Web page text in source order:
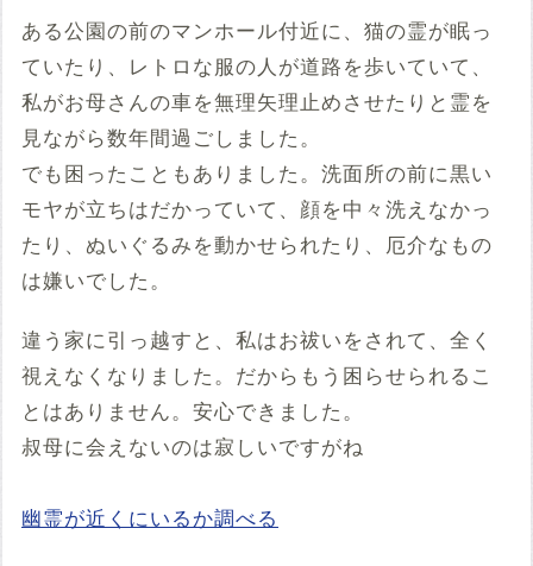
ある公園の前のマンホール付近に、猫の霊が眠っ
ていたり、レトロな服の人が道路を歩いていて、
私がお母さんの車を無理矢理止めさせたりと霊を
見ながら数年間過ごしました。
でも困ったこともありました。洗面所の前に黒い
モヤが立ちはだかっていて、顔を中々洗えなかっ
たり、ぬいぐるみを動かせられたり、厄介なもの
は嫌いでした。
違う家に引っ越すと、私はお祓いをされて、全く
視えなくなりました。だからもう困らせられるこ
とはありません。安心できました。
叔母に会えないのは寂しいですがね
幽霊が近くにいるか調べる